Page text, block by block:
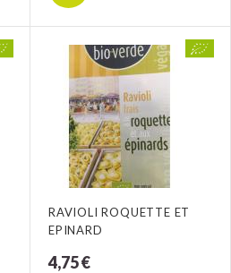
RAVIOLI ROQUETTE ET
EPINARD
4,75 €